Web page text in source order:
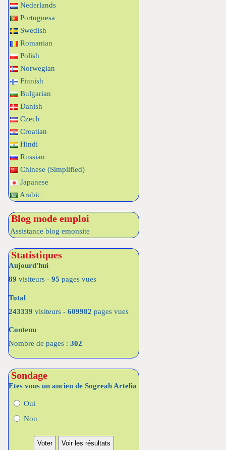
Nederlands
Portuguesa
Swedish
Romanian
Polish
Norwegian
Finnish
Bulgarian
Danish
Czech
Croatian
Hindi
Russian
Chinese (Simplified)
Japanese
Arabic
Blog mode emploi
Assistance blog emonsite
Statistiques
Aujourd'hui
89 visiteurs - 95 pages vues
Total
243339 visiteurs - 609982 pages vues
Contenu
Nombre de pages : 302
Sondage
Etes vous un ancien de Sogreah Artelia
Oui
Non